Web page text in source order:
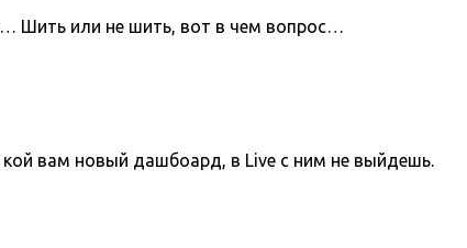
Шить или не шить, вот в чем вопрос…
вам новый дашбоард, в Live с ним не выйдешь.